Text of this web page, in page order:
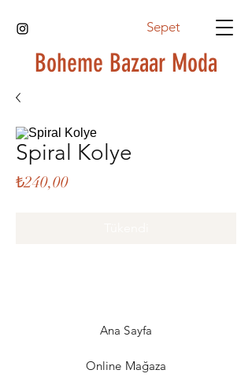
Sepet
Boheme Bazaar Moda
Spiral Kolye
₺240,00Fiyat
Ana Sayfa
Online Mağaza